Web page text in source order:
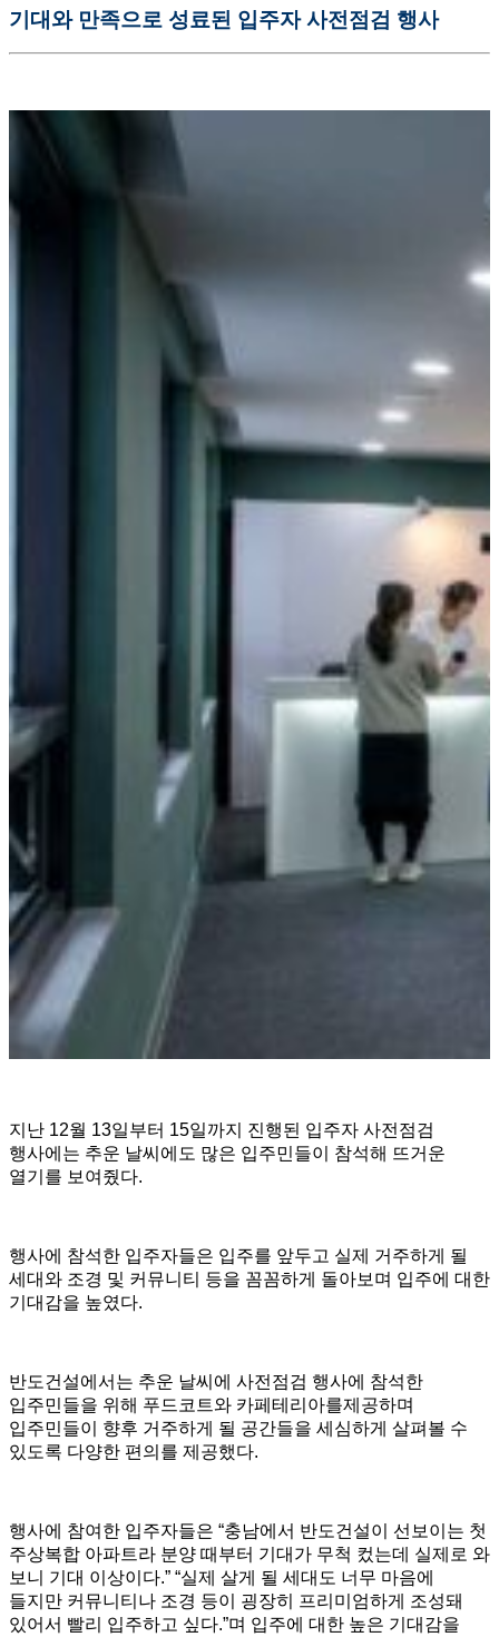
기대와만족으로 성료된 입주자 사전점검 행사
지난 12월 13일부터 15일까지 진행된 입주자 사전점검
행사에는 추운 날씨에도 많은 입주민들이 참석해 뜨거운
열기를 보여줬다.
행사에 참석한 입주자들은 입주를 앞두고 실제 거주하게 될
세대와 조경 및 커뮤니티 등을 꼼꼼하게 돌아보며 입주에 대한
기대감을 높였다.
반도건설에서는 추운 날씨에 사전점검 행사에 참석한
입주민들을 위해 푸드코트와 카페테리아를제공하며
입주민들이 향후 거주하게 될 공간들을 세심하게 살펴볼 수
있도록 다양한 편의를 제공했다.
행사에 참여한 입주자들은 “충남에서 반도건설이 선보이는 첫
주상복합 아파트라 분양 때부터 기대가 무척 컸는데 실제로 와
보니 기대 이상이다.” “실제 살게 될 세대도 너무 마음에
들지만 커뮤니티나 조경 등이 굉장히 프리미엄하게 조성돼
있어서 빨리 입주하고 싶다.”며 입주에 대한 높은 기대감을